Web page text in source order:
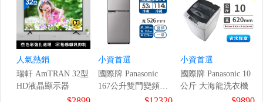
人氣熱銷
瑞軒 AmTRAN 32型
HD液晶顯示器
小資首選
國際牌 Panasonic
167公升雙門變頻冰
小資首選
國際牌 Panasonic 10
公斤 大海龍洗衣機